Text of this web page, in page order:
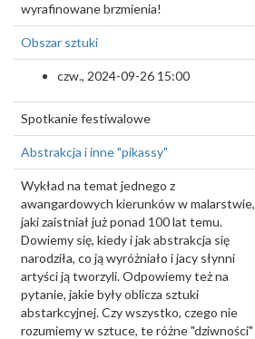
wyrafinowane brzmienia!
Obszar sztuki
czw., 2024-09-26 15:00
Spotkanie festiwalowe
Abstrakcja i inne "pikassy"
Wykład na temat jednego z
awangardowych kierunków w malarstwie,
jaki zaistniał już ponad 100 lat temu.
Dowiemy się, kiedy i jak abstrakcja się
narodziła, co ją wyróżniało i jacy słynni
artyści ją tworzyli. Odpowiemy też na
pytanie, jakie były oblicza sztuki
abstarkcyjnej. Czy wszystko, czego nie
rozumiemy w sztuce, te różne "dziwności"